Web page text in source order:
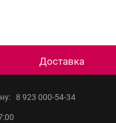
Доставка
8 923 000-54-34